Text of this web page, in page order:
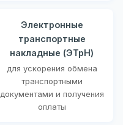
Электронные
транспортные
накладные (ЭТрН)
для ускорения обмена
транспортными
документами и получения
оплаты